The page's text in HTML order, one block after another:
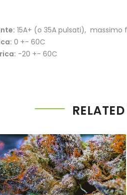
15A+ (o 35A pulsati),
0 +- 60C
-20 +- 60C